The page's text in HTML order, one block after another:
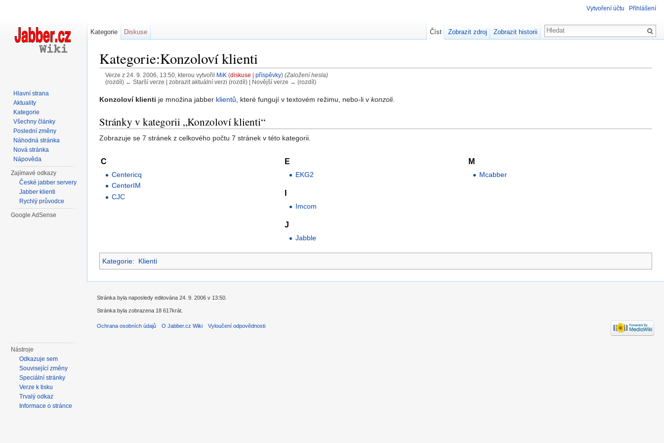
Kategorie:Konzoloví klienti
Verze z 24. 9. 2006, 13:50, kterou vytvořil MiK (diskuse příspěvky) (Založení hesla)
(rozdíl) ← Starší verze | zobrazit aktuální verzi (rozdíl) | Novější verze → (rozdíl)
Konzoloví klienti je množina jabber klientů , které fungují v textovém režimu, nebo-li v konzoli.
Stránky v kategorii „Konzoloví klienti“
Zobrazuje se 7 stránek z celkového počtu 7 stránek v této kategorii.
C
Centericq
CenterIM
CJC
E
EKG2
I
Imcom
J
Jabble
M
Mcabber
Kategorie: Klienti
Vytvoření účtu Přihlášení
Kategorie Diskuse Číst Zobrazit zdroj Zobrazit historii
Hlavní strana
Aktuality
Kategorie
Všechny články
Poslední změny
Náhodná stránka
Nová stránka
Nápověda
Zajímavé odkazy
České jabber servery
Jabber klienti
Rychlý průvodce
Google AdSense
Nástroje
Odkazuje sem
Související změny
Speciální stránky
Verze k tisku
Trvalý odkaz
Informace o stránce
Stránka byla naposledy editována 24. 9. 2006 v 13:50.
Stránka byla zobrazena 18 617krát.
Ochrana osobních údajů O Jabber.cz Wiki Vyloučení odpovědnosti